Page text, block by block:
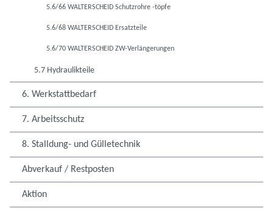
5.6/66 WALTERSCHEID Schutzrohre -töpfe
5.6/68 WALTERSCHEID Ersatzteile
5.6/70 WALTERSCHEID ZW-Verlängerungen
5.7 Hydraulikteile
6. Werkstattbedarf
7. Arbeitsschutz
8. Stalldung- und Gülletechnik
Abverkauf / Restposten
Aktion